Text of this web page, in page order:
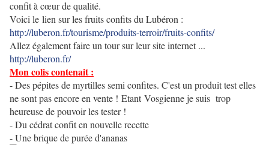
confit à cœur de qualité.
Voici le lien sur les fruits confits du Lubéron :
http://luberon.fr/tourisme/produits-terroir/fruits-confits/
Allez également faire un tour sur leur site internet ...
http://luberon.fr/
Mon colis contenait :
- Des pépites de myrtilles semi confites. C'est un produit test elles
ne sont pas encore en vente ! Etant Vosgienne je suis trop
heureuse de pouvoir les tester !
- Du cédrat confit en nouvelle recette
- Une brique de purée d'ananas